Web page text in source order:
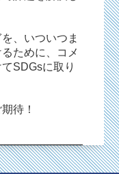
、いついつま
ために、コメ
SDGsに取り
待！